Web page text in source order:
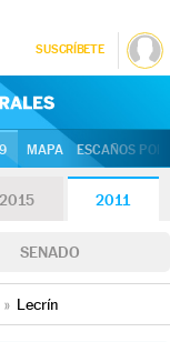
SUSCRÍBETE
MAPA ESCAÑOS
2015 2011
SENADO
» Lecrín